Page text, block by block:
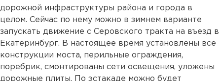
дорожной инфраструктуры района и города в
целом. Сейчас по нему можно в зимнем варианте
запускать движение с Серовского тракта на въезд в
Екатеринбург. В настоящее время установлены все
конструкции моста, перильные ограждения,
поребрик, смонтированы сети освещения, уложены
дорожные плиты. По эстакаде можно будет